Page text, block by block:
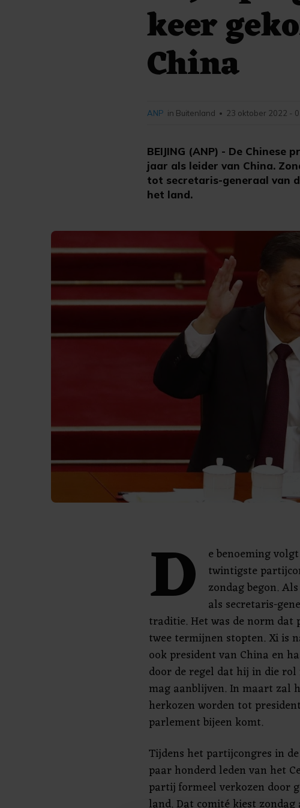
keer
China
BEIJING (ANP) - De
jaar als leider van China.
tot secretaris-generaal van
het land.
ANP in Buitenland • 23 oktober 2022 -
D
e benoeming
twintigste
zondag begon.
als secretaris-
traditie. Het was de norm
twee termijnen stopten. Xi is
ook president van China en
door de regel dat hij in die
mag aanblijven. In maart zal
herkozen worden tot
parlement bijeen komt.
Tijdens het partijcongres in
paar honderd leden van het
partij formeel verkozen door